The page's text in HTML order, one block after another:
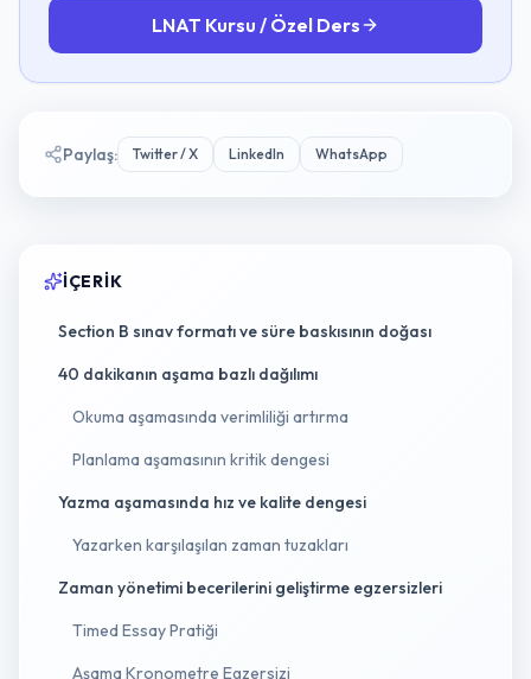
LNAT Kursu / Özel Ders
Paylaş: Twitter / X LinkedIn WhatsApp
İÇERIK
Section B sınav formatı ve süre baskısının doğası
40 dakikanın aşama bazlı dağılımı
Okuma aşamasında verimliliği artırma
Planlama aşamasının kritik dengesi
Yazma aşamasında hız ve kalite dengesi
Yazarken karşılaşılan zaman tuzakları
Zaman yönetimi becerilerini geliştirme egzersizleri
Timed Essay Pratiği
Aşama Kronometre Egzersizi